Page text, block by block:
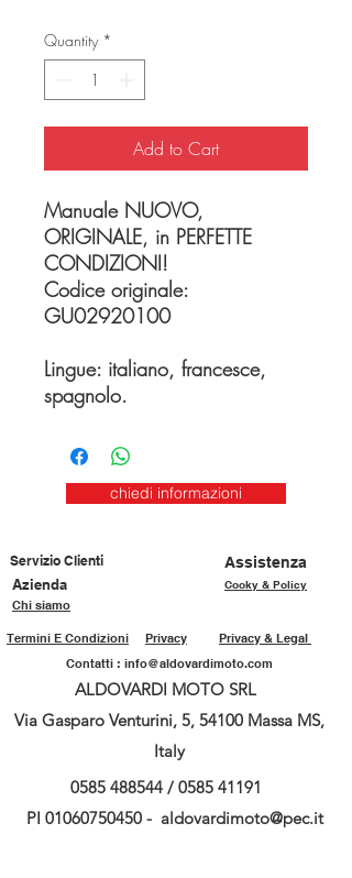
Quantity *
Add to Cart
Manuale NUOVO,
ORIGINALE, in PERFETTE
CONDIZIONI!
Codice originale:
GU02920100
Lingue: italiano, francesce,
spagnolo.
chiedi informazioni
Servizio Clienti
Assistenza
Azienda
Cooky & Policy
Chi siamo
Privacy & Legal
Privacy
Termini E Condizioni
Contatti : info@aldovardimoto.com
ALDOVARDI MOTO SRL
Via Gasparo Venturini, 5, 54100 Massa MS,
Italy
0585 488544 / 0585 41191
PI 01060750450 - aldovardimoto@pec.it